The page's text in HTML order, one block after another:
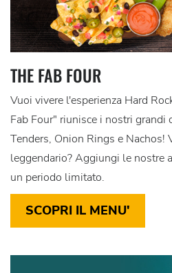
THE FAB FOUR
Vuoi vivere l'esperienza Hard
Fab Four" riunisce i nostri
Tenders, Onion Rings e Nachos!
leggendario? Aggiungi le nostre
un periodo limitato.
SCOPRI IL MENU'